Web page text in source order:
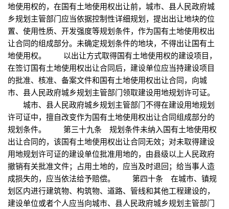
地使用权的，在国有土地使用权出让前，城市、县人民政府城
乡规划主管部门应当依据控制性详细规划，提出出让地块的位
置、使用性质、开发强度等规划条件，作为国有土地使用权出
让合同的组成部分。未确定规划条件的地块，不得出让国有土
地使用权。 以出让方式取得国有土地使用权的建设项目，
在签订国有土地使用权出让合同后，建设单位应当持建设项目
的批准、核准、备案文件和国有土地使用权出让合同，向城
市、县人民政府城乡规划主管部门领取建设用地规划许可证。
城市、县人民政府城乡规划主管部门不得在建设用地规划
许可证中，擅自改变作为国有土地使用权出让合同组成部分的
规划条件。 第三十九条 规划条件未纳入国有土地使用权
出让合同的，该国有土地使用权出让合同无效；对未取得建设
用地规划许可证的建设单位批准用地的，由县级以上人民政府
撤销有关批准文件；占用土地的，应当及时退回；给当事人造
成损失的，应当依法给予赔偿。 第四十条 在城市、镇规
划区内进行建筑物、构筑物、道路、管线和其他工程建设的，
建设单位或者个人应当向城市、县人民政府城乡规划主管部门